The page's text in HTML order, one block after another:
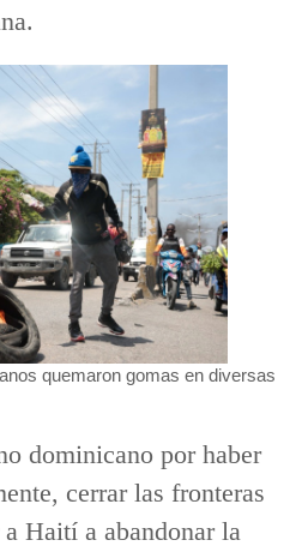
quemaron gomas en diversas
dominicano por haber
cerrar las fronteras
Haití a abandonar la